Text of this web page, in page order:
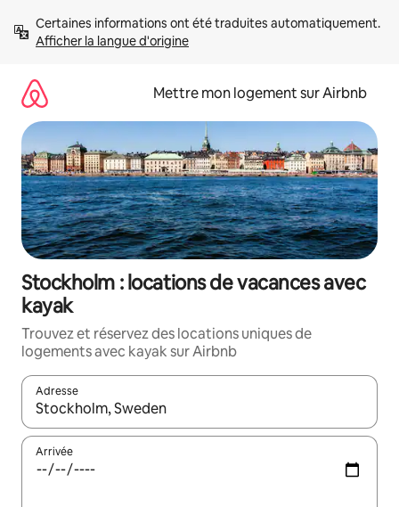
directement
Afficher la langue d'origine
Mettre mon logement sur Airbnb
Stockholm : locations de vacances avec
kayak
Trouvez et réservez des locations uniques de
logements avec kayak sur Airbnb
Adresse
Lorsque les résultats s'affichent, utilisez les flèches vers le
Arrivée